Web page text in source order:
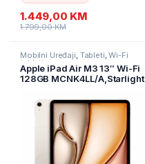
1.449,00 KM
1.799,00KM
Mobilni Uređaji, Tableti,Wi-Fi
tableti
Apple iPad Air M3 13″ Wi-Fi
128GB MCNK4LL/A,Starlight